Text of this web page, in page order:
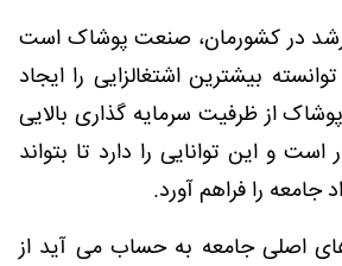
رشد در کشورمان، صنعت پوشاک است
بیشترین اشتغالزایی را ایجاد
از ظرفیت سرمایه گذاری بالایی
است و این توانایی را دارد تا بتواند
جامعه را فراهم آورد.
اصلی جامعه به حساب می آید از